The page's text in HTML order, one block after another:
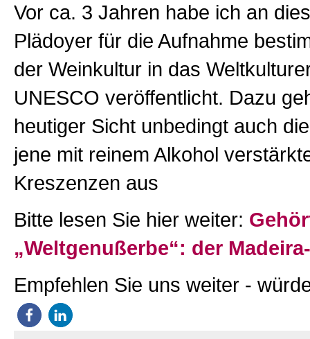
Vor ca. 3 Jahren habe ich an
Plädoyer für die Aufnahme
der Weinkultur in das
UNESCO veröffentlicht. Dazu
heutiger Sicht unbedingt auch
jene mit reinem Alkohol
Kreszenzen aus
Bitte lesen Sie hier weiter:
„Weltgenußerbe“: der
Empfehlen Sie uns weiter -